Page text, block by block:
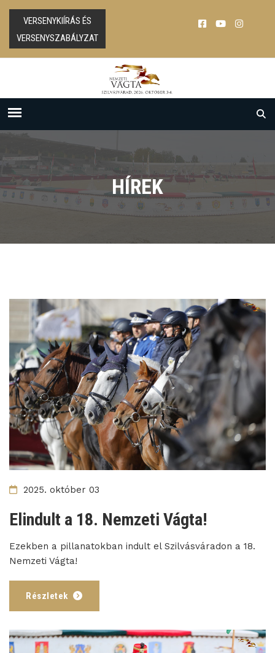
VERSENYKIÍRÁS ÉS
VERSENYSZABÁLYZAT
HÍREK
2025. október 03
Elindult a 18. Nemzeti Vágta!
Ezekben a pillanatokban indult el Szilvásváradon a 18.
Nemzeti Vágta!
Részletek